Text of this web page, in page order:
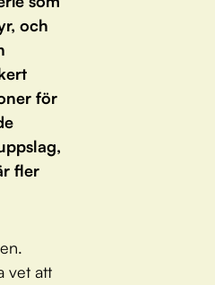
och
för
fler
vet att